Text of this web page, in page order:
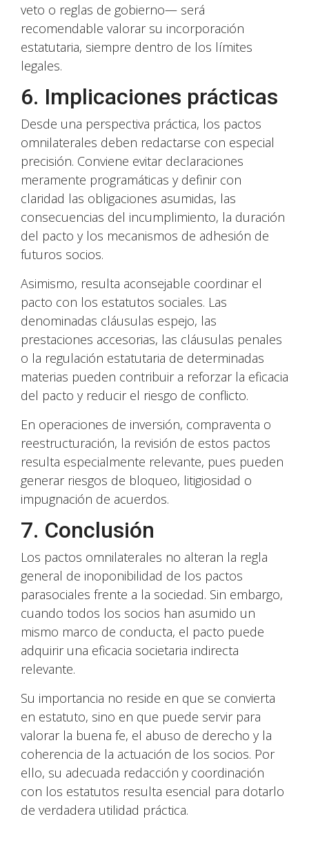
veto o reglas de gobierno— será
recomendable valorar su incorporación
estatutaria, siempre dentro de los límites
legales.
6. Implicaciones prácticas
Desde una perspectiva práctica, los pactos
omnilaterales deben redactarse con especial
precisión. Conviene evitar declaraciones
meramente programáticas y definir con
claridad las obligaciones asumidas, las
consecuencias del incumplimiento, la duración
del pacto y los mecanismos de adhesión de
futuros socios.
Asimismo, resulta aconsejable coordinar el
pacto con los estatutos sociales. Las
denominadas cláusulas espejo, las
prestaciones accesorias, las cláusulas penales
o la regulación estatutaria de determinadas
materias pueden contribuir a reforzar la eficacia
del pacto y reducir el riesgo de conflicto.
En operaciones de inversión, compraventa o
reestructuración, la revisión de estos pactos
resulta especialmente relevante, pues pueden
generar riesgos de bloqueo, litigiosidad o
impugnación de acuerdos.
7. Conclusión
Los pactos omnilaterales no alteran la regla
general de inoponibilidad de los pactos
parasociales frente a la sociedad. Sin embargo,
cuando todos los socios han asumido un
mismo marco de conducta, el pacto puede
adquirir una eficacia societaria indirecta
relevante.
Su importancia no reside en que se convierta
en estatuto, sino en que puede servir para
valorar la buena fe, el abuso de derecho y la
coherencia de la actuación de los socios. Por
ello, su adecuada redacción y coordinación
con los estatutos resulta esencial para dotarlo
de verdadera utilidad práctica.